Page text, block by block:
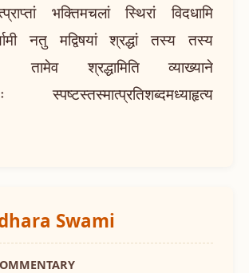
भक्तिमचलां स्थिरां विदधामि
नतु मद्विषयां श्रद्धां तस्य तस्य
तामेव श्रद्धामिति व्याख्याने
स्पष्टस्तस्मात्प्रतिशब्दमध्याहृत्य
Swami